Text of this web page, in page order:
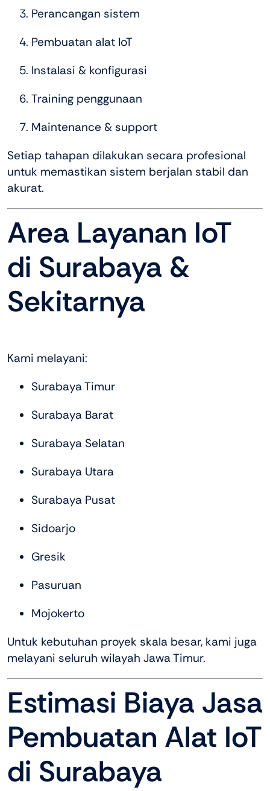
Perancangan sistem
Pembuatan alat IoT
Instalasi & konfigurasi
Training penggunaan
Maintenance & support
Setiap tahapan dilakukan secara profesional
untuk memastikan sistem berjalan stabil dan
akurat.
Area Layanan IoT
di Surabaya &
Sekitarnya
Kami melayani:
Surabaya Timur
Surabaya Barat
Surabaya Selatan
Surabaya Utara
Surabaya Pusat
Sidoarjo
Gresik
Pasuruan
Mojokerto
Untuk kebutuhan proyek skala besar, kami juga
melayani seluruh wilayah Jawa Timur.
Estimasi Biaya Jasa
Pembuatan Alat IoT
di Surabaya